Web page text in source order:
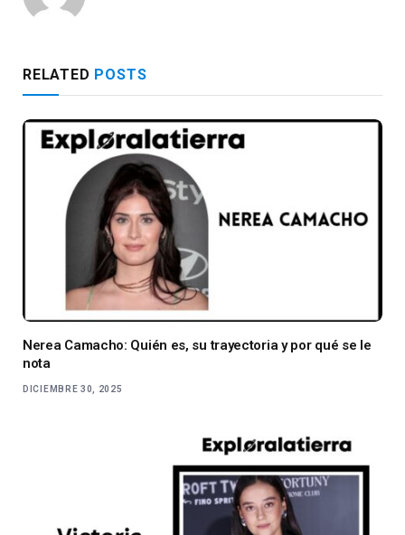
RELATED POSTS
Nerea Camacho: Quién es, su trayectoria y por qué se le
nota
DICIEMBRE 30, 2025